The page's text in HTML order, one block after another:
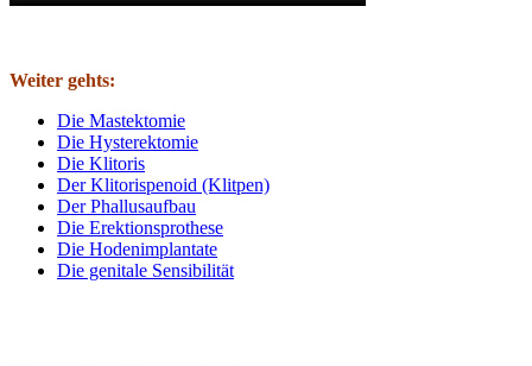
Weiter gehts:
Die Mastektomie
Die Hysterektomie
Die Klitoris
Der Klitorispenoid (Klitpen)
Der Phallusaufbau
Die Erektionsprothese
Die Hodenimplantate
Die genitale Sensibilität